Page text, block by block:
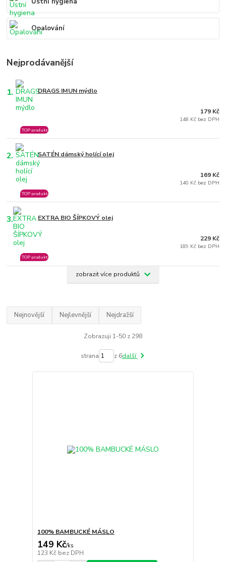
Opalování
Nejprodávanější
1. DRAGS IMUN mýdlo
TOP produkt
179 Kč
148 Kč bez DPH
2. SATÉN dámský holící olej
TOP produkt
169 Kč
140 Kč bez DPH
3. EXTRA BIO ŠÍPKOVÝ olej
TOP produkt
229 Kč
189 Kč bez DPH
zobrazit více produktů
Nejnovější Nejlevnější Nejdražší
Zobrazuji 1-50 z 298
strana z 6další
100% BAMBUCKÉ MÁSLO
149 Kč/ks
123 Kč bez DPH